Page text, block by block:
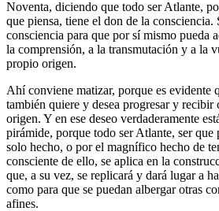
Noventa, diciendo que todo ser Atlante,
que piensa, tiene el don de la consciencia.
consciencia para que por sí mismo pueda
la comprensión, a la transmutación y a la
propio origen.
Ahí conviene matizar, porque es evidente
también quiere y desea progresar y
origen. Y en ese deseo verdaderamente
pirámide, porque todo ser Atlante, ser que
solo hecho, o por el magnífico hecho de
consciente de ello, se aplica en la
que, a su vez, se replicará y dará lugar a
como para que se puedan albergar otras
afines.